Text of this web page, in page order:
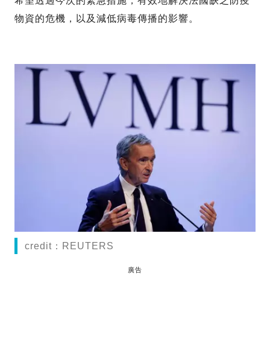
物資的危機，以及減低病毒傳播的影響。
credit：REUTERS
廣告